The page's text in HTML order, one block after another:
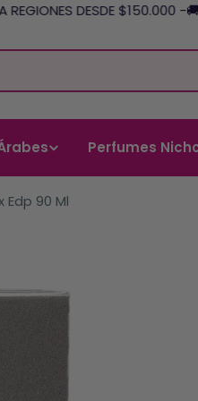
DESDE $150.000 -🚚
Perfumes
90 Ml